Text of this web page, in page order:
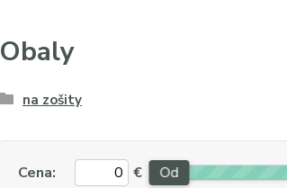
Obaly
na zošity
Cena: € Od